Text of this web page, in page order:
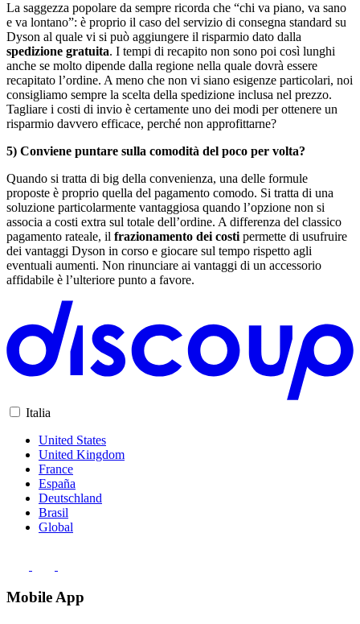
La saggezza popolare da sempre ricorda che “chi va piano, va sano
e va lontano”: è proprio il caso del servizio di consegna standard su
Dyson al quale vi si può aggiungere il risparmio dato dalla
spedizione gratuita. I tempi di recapito non sono poi così lunghi
anche se molto dipende dalla regione nella quale dovrà essere
recapitato l’ordine. A meno che non vi siano esigenze particolari, noi
consigliamo sempre la scelta della spedizione inclusa nel prezzo.
Tagliare i costi di invio è certamente uno dei modi per ottenere un
risparmio davvero efficace, perché non approfittarne?
5) Conviene puntare sulla comodità del poco per volta?
Quando si tratta di big della convenienza, una delle formule
proposte è proprio quella del pagamento comodo. Si tratta di una
soluzione particolarmente vantaggiosa quando l’opzione non si
associa a costi extra sul totale dell’ordine. A differenza del classico
pagamento rateale, il frazionamento dei costi permette di usufruire
dei vantaggi Dyson in corso e giocare sul tempo rispetto agli
eventuali aumenti. Non rinunciare ai vantaggi di un accessorio
affidabile è l’ulteriore punto a favore.
Italia
United States
United Kingdom
France
España
Deutschland
Brasil
Global
Mobile App